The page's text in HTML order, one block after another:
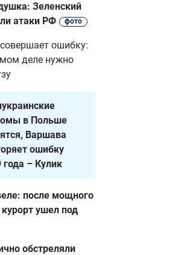
Зеленский
атаки РФ
фото
ошибку:
деле нужно
в Польше
Варшава
ошибку
года – Кулик
после мощного
ушел под
обстреляли